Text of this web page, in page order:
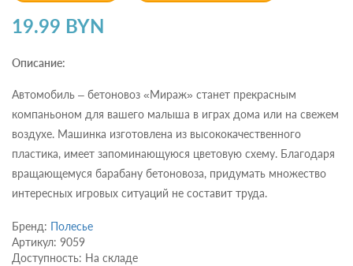
19.99 BYN
Описание:
Автомобиль – бетоновоз «Мираж» станет прекрасным
компаньоном для вашего малыша в играх дома или на свежем
воздухе. Машинка изготовлена из высококачественного
пластика, имеет запоминающуюся цветовую схему. Благодаря
вращающемуся барабану бетоновоза, придумать множество
интересных игровых ситуаций не составит труда.
Бренд: Полесье
Артикул: 9059
Доступность: На складе